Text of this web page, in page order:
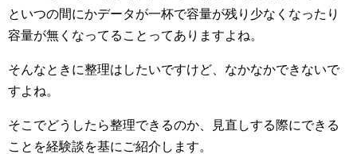
といつの間にかデータが一杯で容量が残り少なくなったり
容量が無くなってることってありますよね。
そんなときに整理はしたいですけど、なかなかできないで
すよね。
そこでどうしたら整理できるのか、見直しする際にできる
ことを経験談を基にご紹介します。